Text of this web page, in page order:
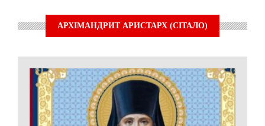
АРХІМАНДРИТ АРИСТАРХ (СІТАЛО)